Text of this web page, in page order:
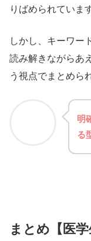
りばめられていま
しかし、キーワー
読み解きながらあ
う視点でまとめら
明
る
まとめ【医